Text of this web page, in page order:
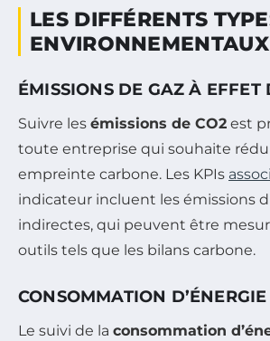
LES DIFFÉRENTS
ENVIRONNEMENTAUX
ÉMISSIONS DE GAZ À EFFET
Suivre les émissions de CO2 est
toute entreprise qui souhaite
empreinte carbone. Les KPIs
indicateur incluent les émissions
indirectes, qui peuvent être
outils tels que les bilans carbone.
CONSOMMATION D’ÉNERGIE
Le suivi de la consommation